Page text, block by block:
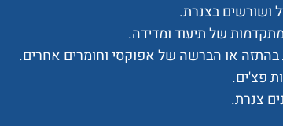
ושורשים בצנרת.
של תיעוד ומדידה.
בהתזה או הברשה של אפוקסי וחומרים אחרים.
פצ'ים.
צנרת.